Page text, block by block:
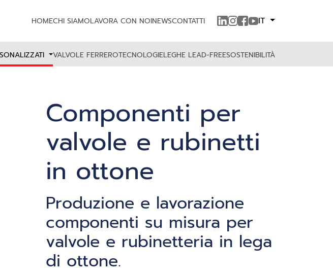
HOMECHI SIAMOLAVORA CON NOINEWSCONTATTI IT
VALVOLE FERREROTECNOLOGIELEGHE LEAD-FREESOSTENIBILITÀ
Componenti per
valvole e rubinetti
in ottone
Produzione e lavorazione
componenti su misura per
valvole e rubinetteria in lega
di ottone.